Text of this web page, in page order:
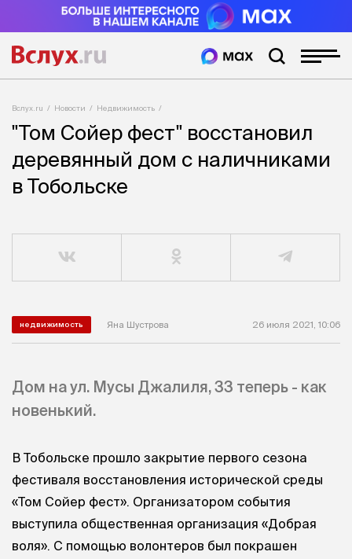
Вслух.ru Новости Недвижимость
"Том Сойер фест" восстановил
деревянный дом с наличниками
в Тобольске
недвижимость Яна Шустрова 26 июля 2021, 10:06
Дом на ул. Мусы Джалиля, 33 теперь - как
новенький.
В Тобольске прошло закрытие первого сезона
фестиваля восстановления исторической среды
«Том Сойер фест». Организатором события
выступила общественная организация «Добрая
воля». С помощью волонтеров был покрашен